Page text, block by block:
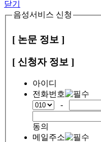
닫기
음성서비스 신청
[ 논문 정보 ]
[ 신청자 정보 ]
아이디
전화번호
-
동의
메일주소